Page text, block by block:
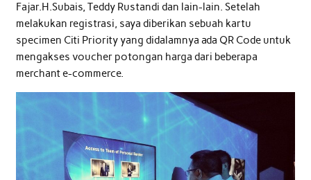
Fajar.H.Subais, Teddy Rustandi dan lain-lain. Setelah
melakukan registrasi, saya diberikan sebuah kartu
specimen Citi Priority yang didalamnya ada QR Code untuk
mengakses voucher potongan harga dari beberapa
merchant e-commerce.